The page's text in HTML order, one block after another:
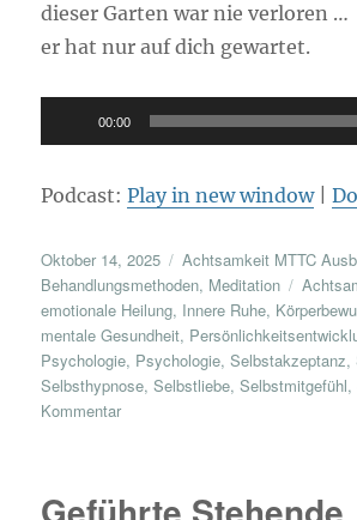
dieser Garten war nie verloren …
er hat nur auf dich gewartet.
Audio-
Player
00:00
Podcast:Play in new window|
Veröffentlicht
am
Oktober 14, 2025 Kategorien
Achtsamkeit MTTC
Behandlungsmethoden, Meditation
emotionale Heilung, Innere Ruhe,
mentale Gesundheit,
Psychologie, Psychologie,Selbstakzeptanz,
Selbsthypnose,Selbstliebe,Selbstmitgefühl,
Kommentarzu
eigenen